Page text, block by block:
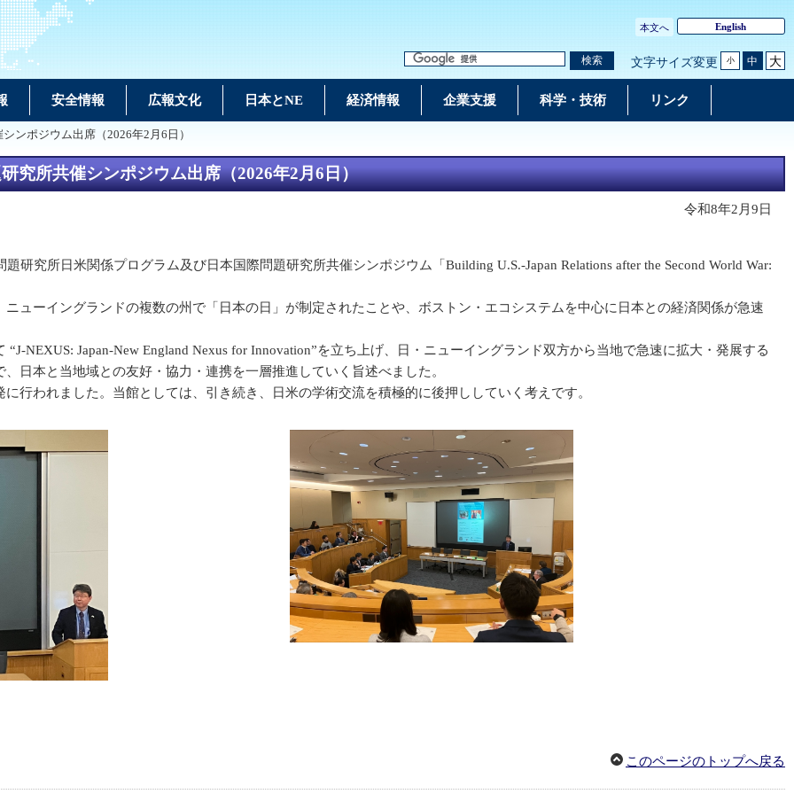
本文へ English
検索 文字サイズ変更 小 中 大
安全情報 広報文化 日本とNE 経済情報 企業支援 科学・技術 リンク
ンポジウム出席（2026年2月6日）
究所共催シンポジウム出席（2026年2月6日）
令和8年2月9日
究所日米関係プログラム及び日本国際問題研究所共催シンポジウム「Building U.S.-Japan Relations after the Second World War:
ーイングランドの複数の州で「日本の日」が制定されたことや、ボストン・エコシステムを中心に日本との経済関係が急速
NEXUS: Japan-New England Nexus for Innovation”を立ち上げ、日・ニューイングランド双方から当地で急速に拡大・発展する
日本と当地域との友好・協力・連携を一層推進していく旨述べました。
われました。当館としては、引き続き、日米の学術交流を積極的に後押ししていく考えです。
このページのトップへ戻る